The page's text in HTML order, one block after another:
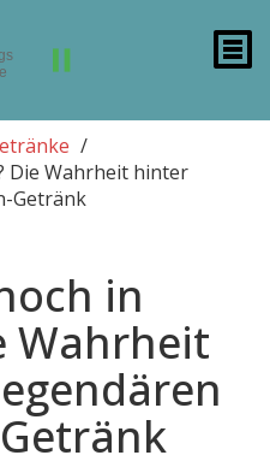
Die Wahrheit hinter
Getränk
in
Wahrheit